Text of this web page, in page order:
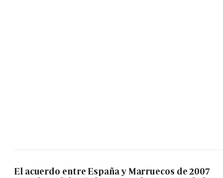
El acuerdo entre España y Marruecos de 2007